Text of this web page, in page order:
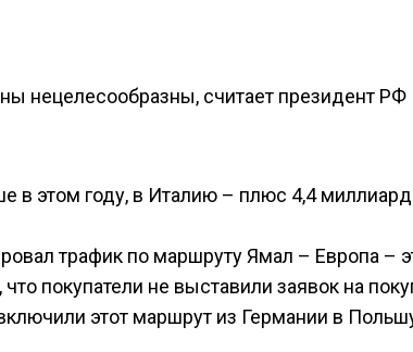
нецелесообразны, считает президент РФ
в этом году, в Италию – плюс 4,4
трафик по маршруту Ямал – Европа –
покупатели не выставили заявок на
этот маршрут из Германии в